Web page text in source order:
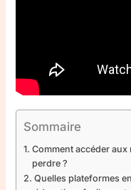
Sommaire
Comment accéder
perdre ?
Quelles plateformes